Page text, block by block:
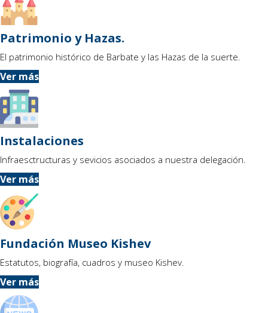
Patrimonio y Hazas.
El patrimonio histórico de Barbate y las Hazas de la suerte.
Ver más
Instalaciones
Infraesctructuras y sevicios asociados a nuestra delegación.
Ver más
Fundación Museo Kishev
Estatutos, biografía, cuadros y museo Kishev.
Ver más